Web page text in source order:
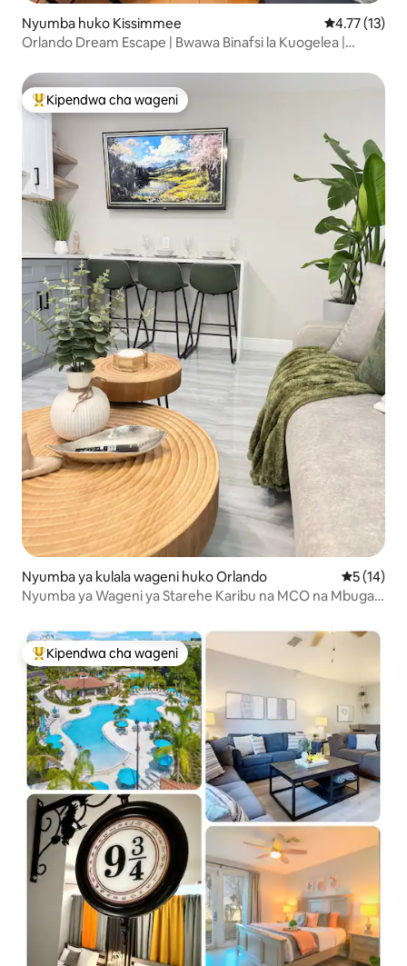
Nyumba huko Kissimmee Ukadiriaji wa
4.77 (13)
Orlando Dream Escape | Bwawa Binafsi la Kuogelea |
Kipendwa maarufu cha wageni
Kipendwa cha wageni
Nyumba ya kulala wageni huko Orlando Ukadiriaji
5 (14)
Nyumba ya Wageni ya Starehe Karibu na MCO na Mbuga
Kipendwa maarufu cha wageni
Kipendwa cha wageni